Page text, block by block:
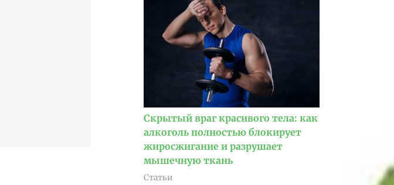
Скрытый враг красивого тела: как
алкоголь полностью блокирует
жиросжигание и разрушает
мышечную ткань
Статьи